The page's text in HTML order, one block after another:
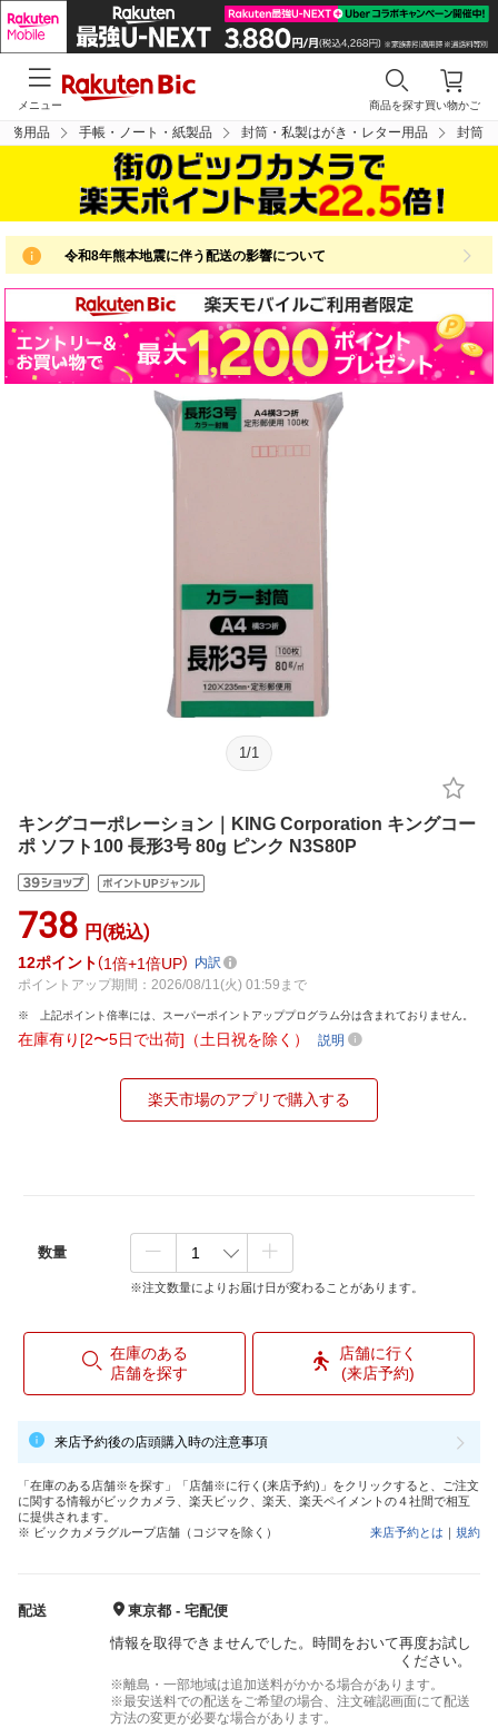
買い物かご
商品を探す
メニュー
務用品 手帳・ノート・紙製品 封筒・私製はがき・レター用品 封筒
令和8年熊本地震に伴う配送の影響について
1 /1
キングコーポレーション｜KING Corporation キングコー
ポ ソフト100 長形3号 80g ピンク N3S80P
738 円(税込)
12ポイント 1倍 1倍UP
内訳
ポイントアップ期間：2026/08/11(火) 01:59まで
上記ポイント倍率には、スーパーポイントアッププログラム分は含まれておりません。
在庫有り[2〜5日で出荷]（土日祝を除く） 説明
楽天市場のアプリで購入する
数量
※注文数量によりお届け日が変わることがあります。
在庫のある
店舗を探す
店舗に行く
(来店予約)
来店予約後の店頭購入時の注意事項
「在庫のある店舗※を探す」「店舗※に行く(来店予約)」をクリックすると、ご注文
に関する情報がビックカメラ、楽天ビック、楽天、楽天ペイメントの４社間で相互
に提供されます。
※ ビックカメラグループ店舗（コジマを除く）
来店予約とは ｜ 規約
配送
東京都 - 宅配便
情報を取得できませんでした。時間をおいて再度お試し
ください。
※離島・一部地域は追加送料がかかる場合があります。
※最安送料での配送をご希望の場合、注文確認画面にて配送
方法の変更が必要な場合があります。